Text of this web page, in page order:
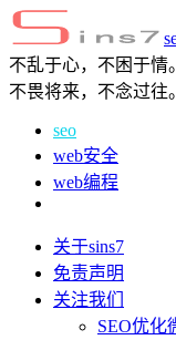
不乱于心，不困于情。
不畏将来，不念过往
seo
web安全
web编程
关于sins7
免责声明
关注我们
SEO优化